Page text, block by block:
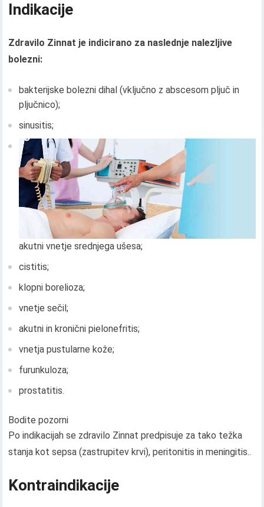
Indikacije
Zdravilo Zinnat je indicirano za naslednje nalezljive
bolezni:
bakterijske bolezni dihal (vključno z abscesom pljuč in
pljučnico);
sinusitis;
akutni vnetje srednjega ušesa;
cistitis;
klopni borelioza;
vnetje sečil;
akutni in kronični pielonefritis;
vnetja pustularne kože;
furunkuloza;
prostatitis.
Bodite pozorni
Po indikacijah se zdravilo Zinnat predpisuje za tako težka
stanja kot sepsa (zastrupitev krvi), peritonitis in meningitis..
Kontraindikacije